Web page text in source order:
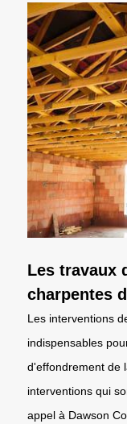
Les travaux
charpentes
Les interventions
indispensables
d'effondrement de
interventions qui
appel à Dawson